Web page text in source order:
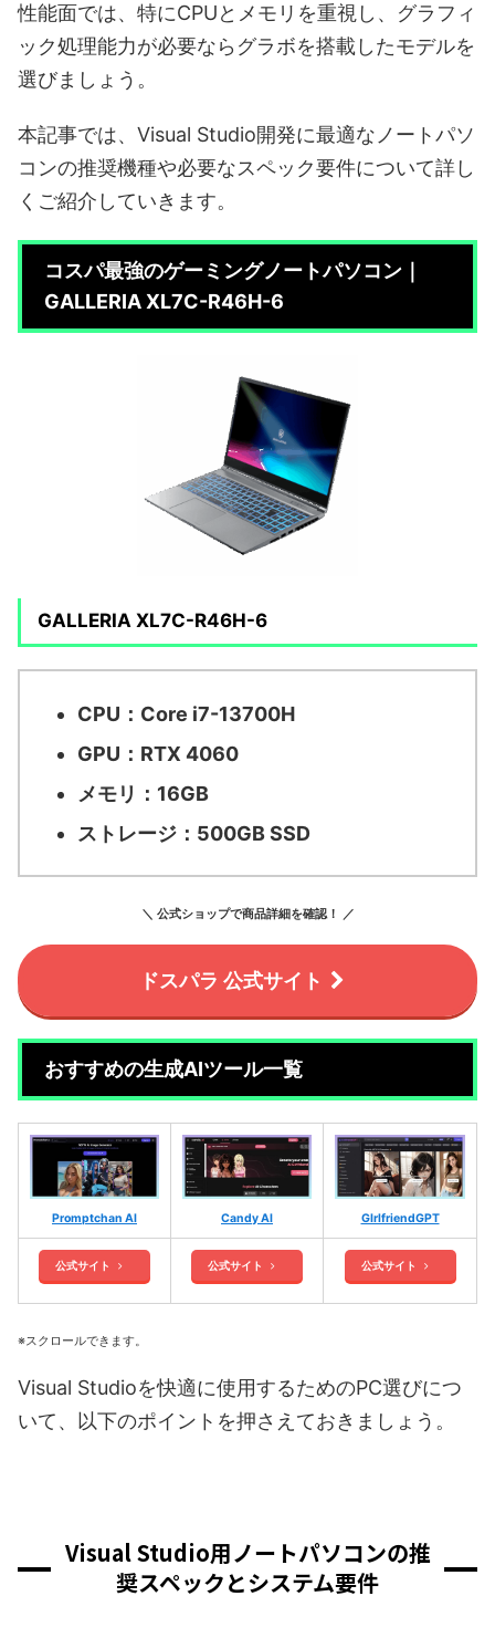
性能面では、特にCPUとメモリを重視し、グラフィ
ック処理能力が必要ならグラボを搭載したモデルを
選びましょう。
本記事では、Visual Studio開発に最適なノートパソ
コンの推奨機種や必要なスペック要件について詳し
くご紹介していきます。
コスパ最強のゲーミングノートパソコン｜
GALLERIA XL7C-R46H-6
GALLERIA XL7C-R46H-6
CPU：Core i7-13700H
GPU：RTX 4060
メモリ：16GB
ストレージ：500GB SSD
＼ 公式ショップで商品詳細を確認！ ／
ドスパラ 公式サイト
おすすめの生成AIツール一覧
Promptchan AI Candy AI GIrlfriendGPT
公式サイト 公式サイト 公式サイト
※スクロールできます。
Visual Studioを快適に使用するためのPC選びにつ
いて、以下のポイントを押さえておきましょう。
Visual Studio用ノートパソコンの推
奨スペックとシステム要件